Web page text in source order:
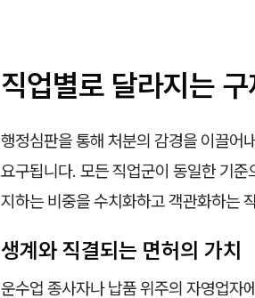
직업별로 달라지는
행정심판을 통해 처분의 감경을 이끌어
요구됩니다. 모든 직업군이 동일한 기
지하는 비중을 수치화하고 객관화하는
생계와 직결되는 면허의 가치
운수업 종사자나 납품 위주의 자영업자